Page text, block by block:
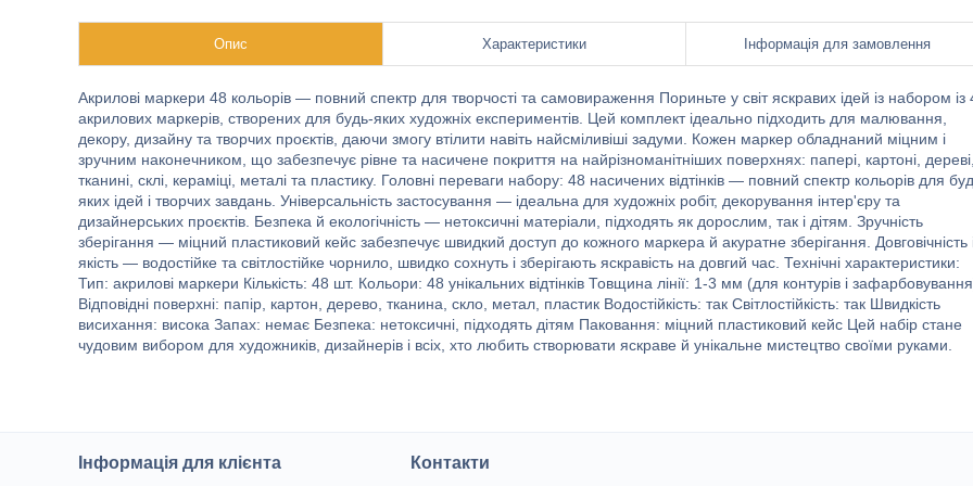
Опис Характеристики Інформація для замовлення
Акрилові маркери 48 кольорів — повний спектр для творчості та самовираження Пориньте у світ яскравих ідей із набором із
акрилових маркерів, створених для будь-яких художніх експериментів. Цей комплект ідеально підходить для малювання,
декору, дизайну та творчих проєктів, даючи змогу втілити навіть найсміливіші задуми. Кожен маркер обладнаний міцним і
зручним наконечником, що забезпечує рівне та насичене покриття на найрізноманітніших поверхнях: папері, картоні, дереві,
тканині, склі, кераміці, металі та пластику. Головні переваги набору: 48 насичених відтінків — повний спектр кольорів для
яких ідей і творчих завдань. Універсальність застосування — ідеальна для художніх робіт, декорування інтер'єру та
дизайнерських проєктів. Безпека й екологічність — нетоксичні матеріали, підходять як дорослим, так і дітям. Зручність
зберігання — міцний пластиковий кейс забезпечує швидкий доступ до кожного маркера й акуратне зберігання. Довговічність
якість — водостійке та світлостійке чорнило, швидко сохнуть і зберігають яскравість на довгий час. Технічні характеристики:
Тип: акрилові маркери Кількість: 48 шт. Кольори: 48 унікальних відтінків Товщина лінії: 1-3 мм (для контурів і
Відповідні поверхні: папір, картон, дерево, тканина, скло, метал, пластик Водостійкість: так Світлостійкість: так Швидкість
висихання: висока Запах: немає Безпека: нетоксичні, підходять дітям Паковання: міцний пластиковий кейс Цей набір стане
чудовим вибором для художників, дизайнерів і всіх, хто любить створювати яскраве й унікальне мистецтво своїми руками.
Інформація для клієнта Контакти